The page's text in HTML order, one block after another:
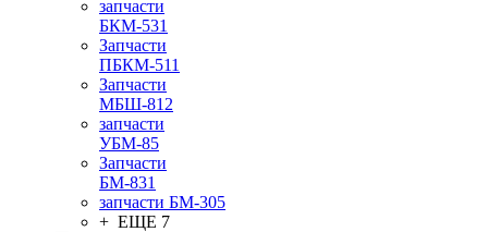
запчасти
БКМ-531
Запчасти
ПБКМ-511
Запчасти
МБШ-812
запчасти
УБМ-85
Запчасти
БМ-831
запчасти БМ-305
+ ЕЩЕ 7